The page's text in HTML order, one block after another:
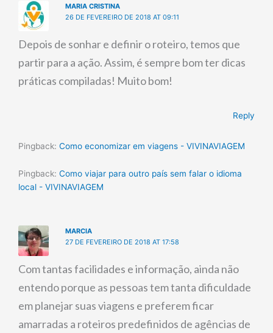
MARIA CRISTINA
26 DE FEVEREIRO DE 2018 AT 09:11
Depois de sonhar e definir o roteiro, temos que
partir para a ação. Assim, é sempre bom ter dicas
práticas compiladas! Muito bom!
Reply
Pingback: Como economizar em viagens - VIVINAVIAGEM
Pingback: Como viajar para outro país sem falar o idioma
local - VIVINAVIAGEM
MARCIA
27 DE FEVEREIRO DE 2018 AT 17:58
Com tantas facilidades e informação, ainda não
entendo porque as pessoas tem tanta dificuldade
em planejar suas viagens e preferem ficar
amarradas a roteiros predefinidos de agências de